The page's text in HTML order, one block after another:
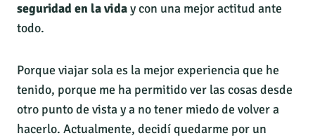
seguridad en la viday con una mejor actitud ante
todo.
Porque viajar sola es la mejor experiencia que he
tenido, porque me ha permitido ver las cosas desde
otro punto de vista y a no tener miedo de volver a
hacerlo. Actualmente, decidí quedarme por un